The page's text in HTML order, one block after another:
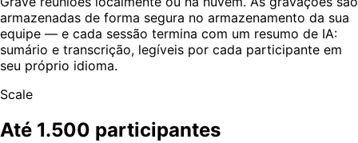
armazenadas de forma segura no armazenamento da sua
equipe — e cada sessão termina com um resumo de IA:
sumário e transcrição, legíveis por cada participante em
seu próprio idioma.
Scale
Até 1.500 participantes